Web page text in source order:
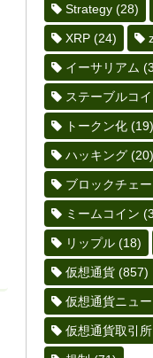
Strategy (28)
XRP (24)
イーサリアム
ステーブルコ
トークン化 (19)
ハッキング (20)
ブロックチェ
ミームコイン
リップル (18)
仮想通貨 (857)
仮想通貨ニュー
仮想通貨取引所